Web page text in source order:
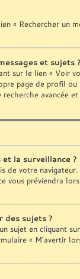
« Rechercher un
et sujets
sur le lien « Voir
page de profil
avancée
la surveillance ?
votre
vous préviendra
des sujets ?
sujet en cliquant
« M’avertir